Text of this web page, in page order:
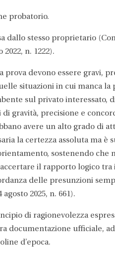
probatorio.
dallo stesso proprietario
n. 1222).
devono essere gravi,
situazioni in cui manca la
sul privato interessato,
gravità, precisione e
avere un alto grado di
la certezza assoluta ma è
sostenendo che
il rapporto logico
delle presunzioni
2025, n. 661).
di ragionevolezza
documentazione ufficiale,
d’epoca.